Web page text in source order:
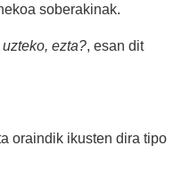
soberakinak.
ezta? , esan dit
oraindik ikusten dira tipo